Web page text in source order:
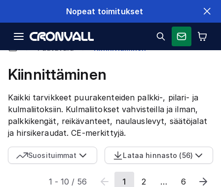
Nopeat toimitukset
Kiinnittäminen
Kaikki tarvikkeet puurakenteiden palkki-, pilari- ja
kulmaliitoksiin. Kulmaliitokset vahvisteilla ja ilman,
palkkikengät, reikävanteet, naulauslevyt, säätöjalat
ja hirsikeraudat. CE-merkittyjä.
Suosituimmat Lataa hinnasto (56)
1 -10 / 56 1 2 … 6